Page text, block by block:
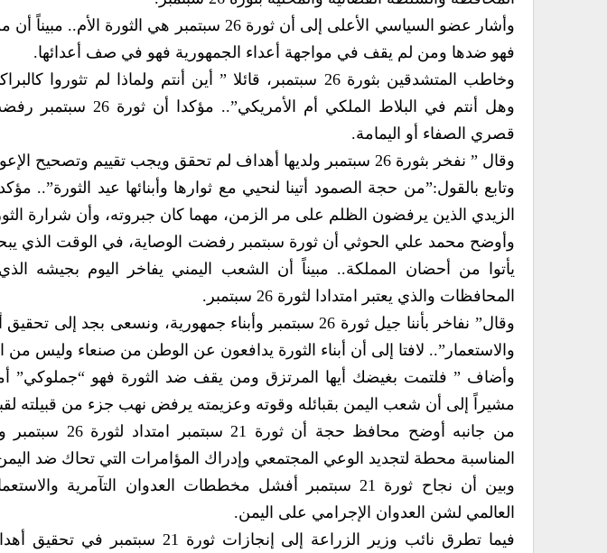
وأشار عضو السياسي الأعلى إلى أن ثورة 26 سبتمبر
فهو ضدها ومن لم يقف في مواجهة أعداء الجمهورية فهو في صف أعدائها.
وخاطب المتشدقين بثورة 26 سبتمبر، قائلا ” أين أنتم ولماذا
وهل أنتم في البلاط الملكي
قصري الصفاء أو اليمامة.
وقال ” نفخر بثورة 26 سبتمبر ولديها أهداف لم تحقق ويجب تقييم وتصحيح الإعوجاج في أي هدف لم يطبق”.
وتابع بالقول:”من حجة الصمود أتينا لنحيي مع ثوارها وأبنائها عيد الثورة”..
الزيدي الذين يرفضون الظلم على مر الزمن، مهما كان جبروته، وأن شرارة
وأوضح محمد علي الحوثي أن ثورة سبتمبر رفضت الوصاية، في الوقت الذي
يأتوا من أحضان المملكة.. مبيناً أن الشعب اليمني يفاخر اليوم بجيشه
المحافظات والذي يعتبر امتدادا لثورة 26 سبتمبر.
وقال” نفاخر بأننا جيل ثورة 26 سبتمبر وأبناء جمهورية، ونسعى
والاستعمار”.. لافتا إلى أن أبناء الثورة يدافعون عن الوطن من صنعاء وليس من
وأضاف ” فلتمت بغيضك أيها المرتزق ومن يقف ضد الثورة فهو “جملوكي”
مشيراً إلى أن شعب اليمن بقبائله وقوته وعزيمته يرفض نهب جزء من قبيلته
من جانبه أوضح
المناسبة محطة لتجديد الوعي المجتمعي وإدراك المؤامرات التي تحاك ضد
وبين أن نجاح ثورة 21 سبتمبر أفشل مخططات العدوان التآمرية
العالمي لشن العدوان الإجرامي على اليمن.